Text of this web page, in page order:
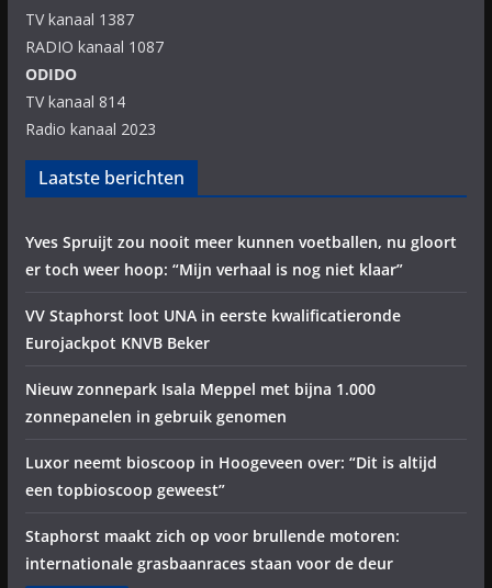
TV kanaal 1387
RADIO kanaal 1087
ODIDO
TV kanaal 814
Radio kanaal 2023
Laatste berichten
Yves Spruijt zou nooit meer kunnen voetballen, nu gloort
er toch weer hoop: “Mijn verhaal is nog niet klaar”
VV Staphorst loot UNA in eerste kwalificatieronde
Eurojackpot KNVB Beker
Nieuw zonnepark Isala Meppel met bijna 1.000
zonnepanelen in gebruik genomen
Luxor neemt bioscoop in Hoogeveen over: “Dit is altijd
een topbioscoop geweest”
Staphorst maakt zich op voor brullende motoren:
internationale grasbaanraces staan voor de deur